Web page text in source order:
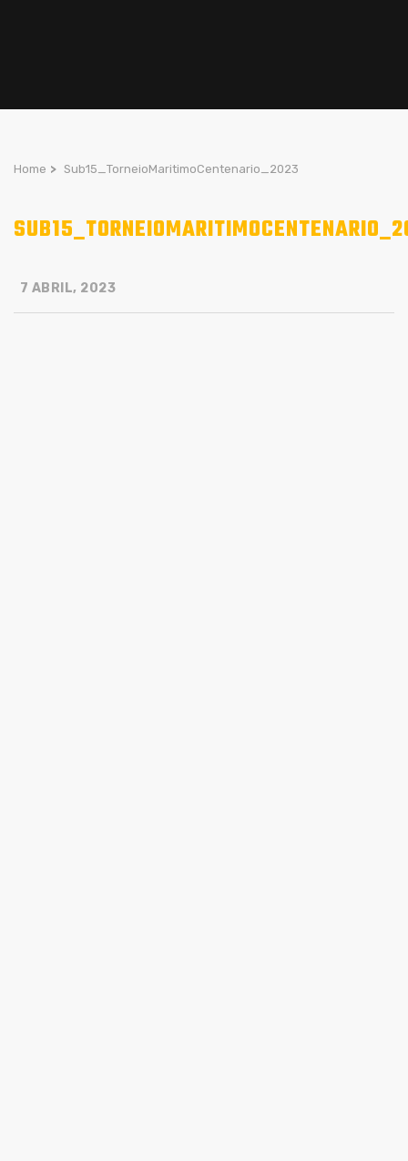
Home > Sub15_TorneioMaritimoCentenario_2023
7 ABRIL, 2023